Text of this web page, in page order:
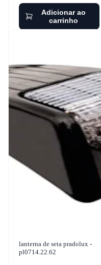
Adicionar ao
carrinho
lanterna de seta pradolux -
pl0714.22.62